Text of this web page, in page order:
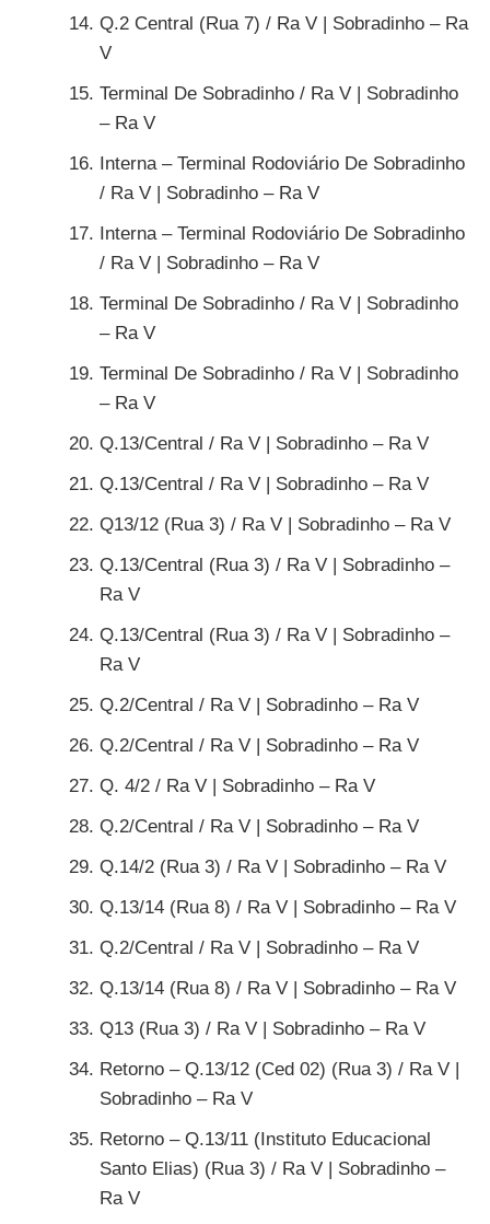
Q.2 Central (Rua 7) / Ra V | Sobradinho – Ra
V
Terminal De Sobradinho / Ra V | Sobradinho
– Ra V
Interna – Terminal Rodoviário De Sobradinho
/ Ra V | Sobradinho – Ra V
Interna – Terminal Rodoviário De Sobradinho
/ Ra V | Sobradinho – Ra V
Terminal De Sobradinho / Ra V | Sobradinho
– Ra V
Terminal De Sobradinho / Ra V | Sobradinho
– Ra V
Q.13/Central / Ra V | Sobradinho – Ra V
Q.13/Central / Ra V | Sobradinho – Ra V
Q13/12 (Rua 3) / Ra V | Sobradinho – Ra V
Q.13/Central (Rua 3) / Ra V | Sobradinho –
Ra V
Q.13/Central (Rua 3) / Ra V | Sobradinho –
Ra V
Q.2/Central / Ra V | Sobradinho – Ra V
Q.2/Central / Ra V | Sobradinho – Ra V
Q. 4/2 / Ra V | Sobradinho – Ra V
Q.2/Central / Ra V | Sobradinho – Ra V
Q.14/2 (Rua 3) / Ra V | Sobradinho – Ra V
Q.13/14 (Rua 8) / Ra V | Sobradinho – Ra V
Q.2/Central / Ra V | Sobradinho – Ra V
Q.13/14 (Rua 8) / Ra V | Sobradinho – Ra V
Q13 (Rua 3) / Ra V | Sobradinho – Ra V
Retorno – Q.13/12 (Ced 02) (Rua 3) / Ra V |
Sobradinho – Ra V
Retorno – Q.13/11 (Instituto Educacional
Santo Elias) (Rua 3) / Ra V | Sobradinho –
Ra V